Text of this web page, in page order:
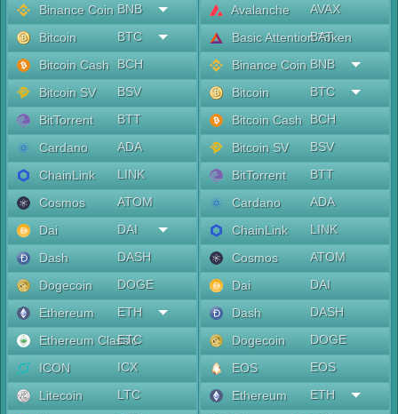
Binance Coin BNB
Bitcoin
BTC
Bitcoin Cash
BCH
Bitcoin SV
BSV
BitTorrent
BTT
Cardano
ADA
ChainLink
LINK
Cosmos
ATOM
Dai
DAI
Dash
DASH
Dogecoin
DOGE
Ethereum
ETH
Ethereum Classic
ETC
ICON
ICX
Litecoin
LTC
Avalanche
AVAX
Basic Attention Token
BAT
Binance Coin BNB
Bitcoin
BTC
Bitcoin Cash
BCH
Bitcoin SV
BSV
BitTorrent
BTT
Cardano
ADA
ChainLink
LINK
Cosmos
ATOM
Dai
DAI
Dash
DASH
Dogecoin
DOGE
EOS
EOS
Ethereum
ETH